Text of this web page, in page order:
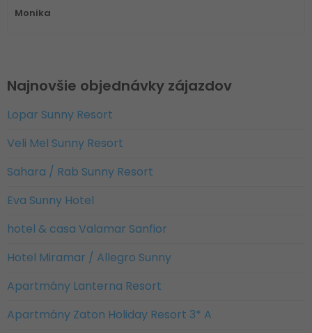
Monika
Najnovšie objednávky zájazdov
Lopar Sunny Resort
Veli Mel Sunny Resort
Sahara / Rab Sunny Resort
Eva Sunny Hotel
hotel & casa Valamar Sanfior
Hotel Miramar / Allegro Sunny
Apartmány Lanterna Resort
Apartmány Zaton Holiday Resort 3* A